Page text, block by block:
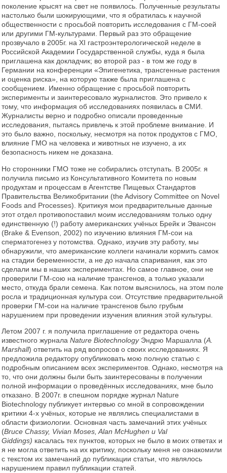
поколение крысят на свет не появилось. Полученные результаты
настолько были шокирующими, что я обратилась к научной
общественности с просьбой повторить исследования c ГМ-соей
или другими ГМ-культурами. Первый раз это обращение
прозвучало в 2005г. на XI гастроэнтерологической неделе в
Российской Академии Государственной службы, куда я была
приглашена как докладчик; во второй раз - в том же году в
Германии на конференции «Эпигенетика, трансгенные растения
и оценка риска», на которую также была приглашена с
сообщением. Именно обращение с просьбой повторить
эксперименты и заинтересовало журналистов. Это привело к
тому, что информация об исследованиях появилась в СМИ.
Журналисты верно и подробно описали проведенные
исследования, пытаясь привлечь к этой проблеме внимание. И
это было важно, поскольку, несмотря на поток продуктов с ГМО,
влияние ГМО на человека и животных не изучено, а их
безопасность никем не доказана.
Но сторонники ГМО тоже не собирались отступать. В 2005г. я
получила письмо из Консультативного Комитета по новым
продуктам и процессам в Агентстве Пищевых Стандартов
Правительства Великобритании (the Advisory Committee on Novel
Foods and Processes). Критикуя мои предварительные данные
этот отдел противопоставил моим исследованиям только одну
единственную (!) работу американских учёных Брейк и Эвансон
(Brake & Evenson, 2002) по изучению влияния ГМ-сои на
сперматогенез у потомства. Однако, изучив эту работу, мы
обнаружили, что американские коллеги начинали кормить самок
на стадии беременности, а не до начала спаривания, как это
сделали мы в наших экспериментах. Но самое главное, они не
проверили ГМ-сою на наличие трансгенов, а только указали
место, откуда брали семена. Как потом выяснилось, на этом поле
росла и традиционная культура сои. Отсутствие предварительной
проверки ГМ-сои на наличие трансгенов было грубым
нарушением при проведении изучения влияния этой культуры.
Летом 2007 г. я получила приглашение от редактора очень
известного журнала Nature BiotechnologyЭндрю Маршалла (A.
Marshall) ответить на ряд вопросов о своих исследованиях. Я
предложила редактору опубликовать мою полную статью с
подробным описанием всех экспериментов. Однако, несмотря на
то, что они должны были быть заинтересованы в получении
полной информации о проведённых исследованиях, мне было
отказано. В 2007г. в спешном порядке журнал Nature
Biotechnology публикует интервью со мной в сопровождении
критики 4-х учёных, которые не являлись специалистами в
области физиологии. Основная часть замечаний этих учёных
(Bruce Chassy, Vivian Moses, Alan McHughen и Val
Giddings) касалась тех пунктов, которых не было в моих ответах и
я не могла ответить на их критику, поскольку меня не ознакомили
с текстом их замечаний до публикации статьи, что являлось
нарушением правил публикации статей.